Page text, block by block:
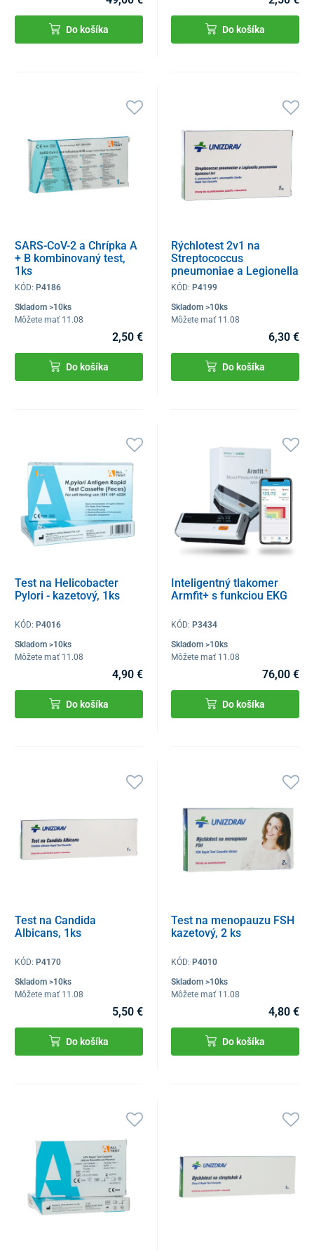
Do košíka Do košíka
SARS-CoV-2 a Chrípka A
+ B kombinovaný test,
1ks
KÓD: P4186
Skladom >10ks
Môžete mať 11.08
2,50 €
Do košíka
Rýchlotest 2v1 na
Streptococcus
pneumoniae a Legionella
pneumoniae, 1ks
KÓD: P4199
Skladom >10ks
Môžete mať 11.08
6,30 €
Do košíka
Test na Helicobacter
Pylori - kazetový, 1ks
KÓD: P4016
Skladom >10ks
Môžete mať 11.08
4,90 €
Do košíka
Inteligentný tlakomer
Armfit+ s funkciou EKG
KÓD: P3434
Skladom >10ks
Môžete mať 11.08
76,00 €
Do košíka
Test na Candida
Albicans, 1ks
KÓD: P4170
Skladom >10ks
Môžete mať 11.08
5,50 €
Do košíka
Test na menopauzu FSH
kazetový, 2 ks
KÓD: P4010
Skladom >10ks
Môžete mať 11.08
4,80 €
Do košíka